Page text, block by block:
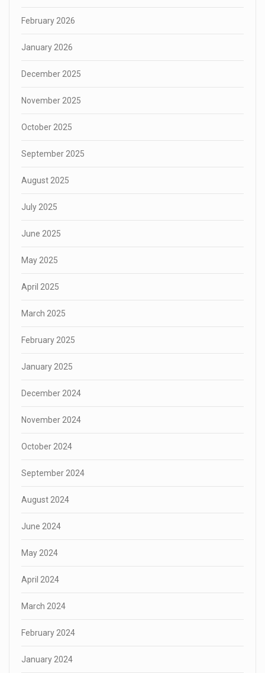
February 2026
January 2026
December 2025
November 2025
October 2025
September 2025
August 2025
July 2025
June 2025
May 2025
April 2025
March 2025
February 2025
January 2025
December 2024
November 2024
October 2024
September 2024
August 2024
June 2024
May 2024
April 2024
March 2024
February 2024
January 2024